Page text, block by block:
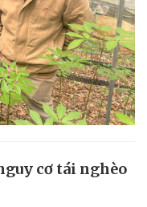
cơ tái nghèo